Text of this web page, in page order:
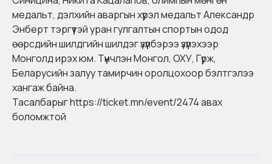
медальт, дэлхийн аваргын хүрэл медальт Александр
Энберт тэргүүтэй уран гулгалтын спортын одод
өөрсдийн шилдгийн шилдэг үзүүлбэрээ үзүүлэхээр
Монголд ирэх юм. Түүнчлэн Монгол, ОХУ, Гүрж,
Беларусийн залуу тамирчин оролцохоор бэлтгэлээ
хангаж байна.
Тасалбарыгhttps://ticket.mn/event/2474авах
боломжтой